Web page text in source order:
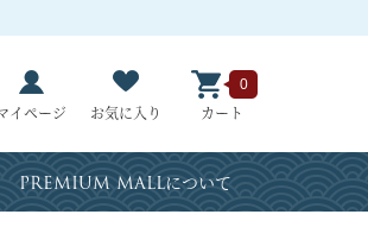
イページ お気に入り カート
0
PREMIUM MALLについて